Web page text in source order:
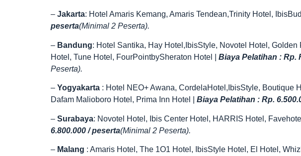
– Jakarta: Hotel Amaris Kemang, Amaris Tendean,Trinity Hotel,
peserta(Minimal 2 Peserta).
– Bandung: Hotel Santika, Hay Hotel,IbisStyle, Novotel Hotel,
Hotel, Tune Hotel, FourPointbySheraton Hotel | Biaya Pelatihan : Rp.
Peserta).
– Yogyakarta : Hotel NEO+ Awana, CordelaHotel,IbisStyle, Boutique
Dafam Malioboro Hotel, Prima Inn Hotel | Biaya Pelatihan : Rp.
– Surabaya: Novotel Hotel, Ibis Center Hotel, HARRIS Hotel,
6.800.000 / peserta(Minimal 2 Peserta).
– Malang : Amaris Hotel, The 1O1 Hotel, IbisStyle Hotel, El Hotel,